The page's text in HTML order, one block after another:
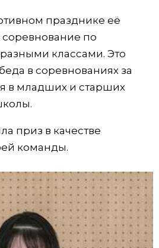
празднике её
по
классами. Это
в соревнованиях за
в младших и старших
приз в качестве
команды.